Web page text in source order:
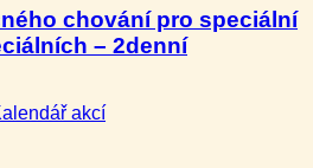
chování pro speciální
– 2denní
akcí